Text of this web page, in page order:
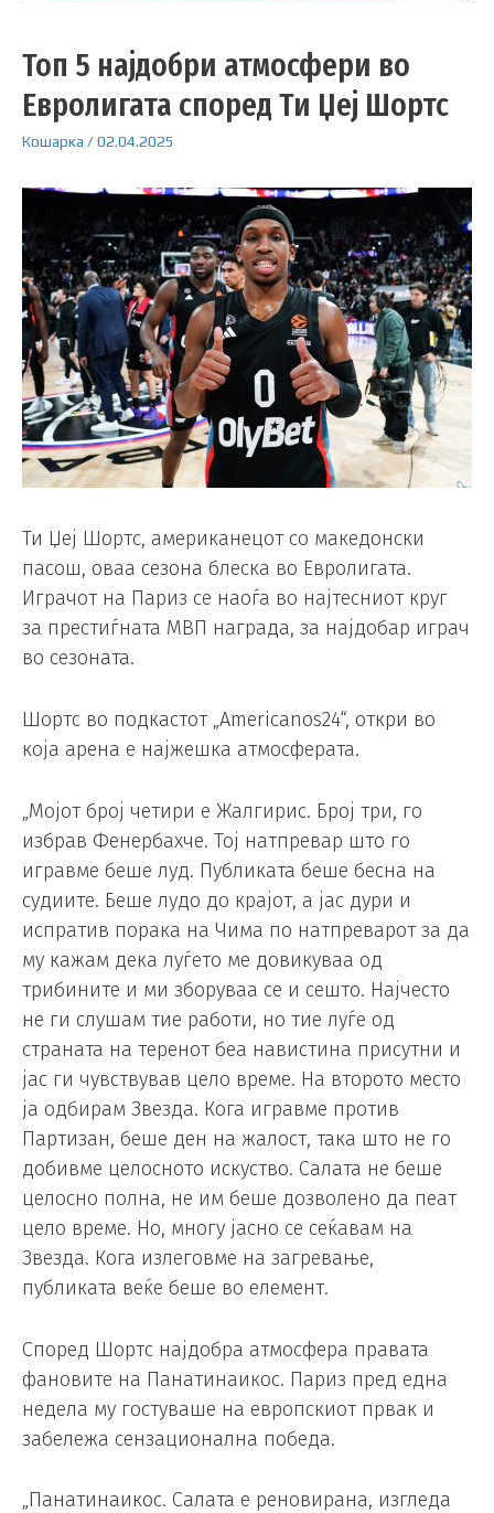
Топ 5 најдобри атмосфери во
Евролигата според Ти Џеј Шортс
Кошарка /02.04.2025
Ти Џеј Шортс, американецот со македонски
пасош, оваа сезона блеска во Евролигата.
Играчот на Париз се наоѓа во најтесниот круг
за престиѓната МВП награда, за најдобар играч
во сезоната.
Шортс во подкастот „Americanos24“, откри во
која арена е најжешка атмосферата.
„Мојот број четири е Жалгирис. Број три, го
избрав Фенербахче. Тој натпревар што го
игравме беше луд. Публиката беше бесна на
судиите. Беше лудо до крајот, а јас дури и
испратив порака на Чима по натпреварот за да
му кажам дека луѓето ме довикуваа од
трибините и ми зборуваа се и сешто. Најчесто
не ги слушам тие работи, но тие луѓе од
страната на теренот беа навистина присутни и
јас ги чувствував цело време. На второто место
ја одбирам Звезда. Кога игравме против
Партизан, беше ден на жалост, така што не го
добивме целосното искуство. Салата не беше
целосно полна, не им беше дозволено да пеат
цело време. Но, многу јасно се сеќавам на
Звезда. Кога излеговме на загревање,
публиката веќе беше во елемент.
Според Шортс најдобра атмосфера правата
фановите на Панатинаикос. Париз пред една
недела му гостуваше на европскиот првак и
забележа сензационална победа.
„Панатинаикос. Салата е реновирана, изгледа